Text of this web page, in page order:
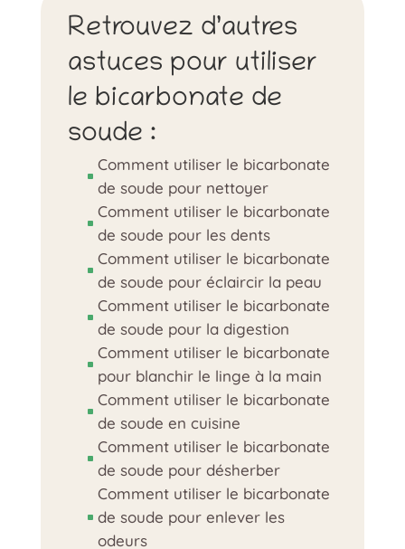
Retrouvez d’autres
astuces pour utiliser
le bicarbonate de
soude :
^
Comment utiliser le bicarbonate
de soude pour nettoyer
^
Comment utiliser le bicarbonate
de soude pour les dents
^
Comment utiliser le bicarbonate
de soude pour éclaircir la peau
^
Comment utiliser le bicarbonate
de soude pour la digestion
^
Comment utiliser le bicarbonate
pour blanchir le linge à la main
^
Comment utiliser le bicarbonate
de soude en cuisine
^
Comment utiliser le bicarbonate
de soude pour désherber
^
Comment utiliser le bicarbonate
de soude pour enlever les
odeurs